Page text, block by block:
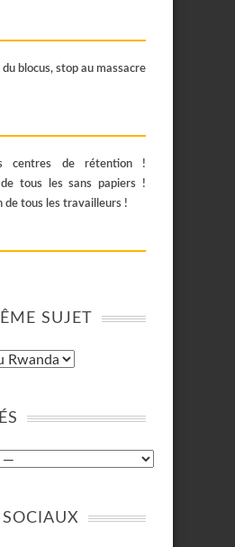
blocus, stop au massacre
centres de rétention !
de tous les sans papiers !
de tous les travailleurs !
SUJET
SOCIAUX